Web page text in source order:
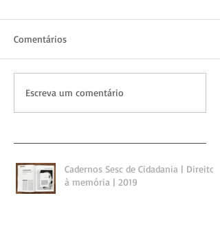
Comentários
Escreva um comentário
Cadernos Sesc de Cidadania | Direito
à memória | 2019